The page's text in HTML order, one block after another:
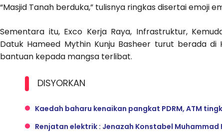
“Masjid Tanah berduka,” tulisnya ringkas disertai emoji
Sementara itu, Exco Kerja Raya, Infrastruktur,
Datuk Hameed Mythin Kunju Basheer turut berada
bantuan kepada mangsa terlibat.
DISYORKAN
Kaedah baharu kenaikan pangkat PDRM, ATM
Renjatan elektrik : Jenazah Konstabel